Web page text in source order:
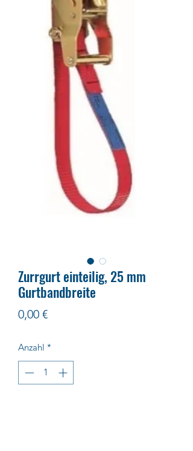
Zurrgurt einteilig, 25 mm
Gurtbandbreite
0,00 €Preis
Anzahl *